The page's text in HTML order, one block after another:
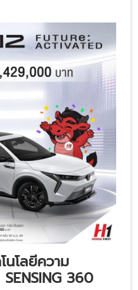
นโลยีความ
360